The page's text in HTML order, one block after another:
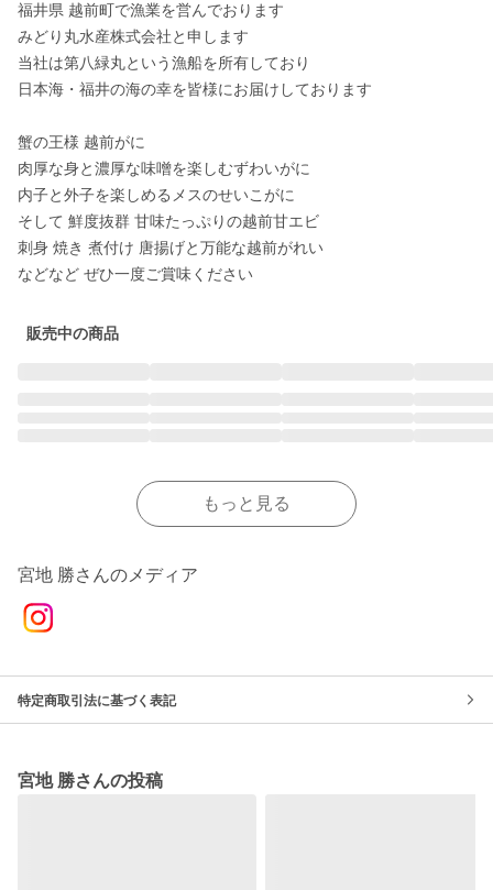
福井県 越前町で漁業を営んでおります
みどり丸水産株式会社と申します
当社は第八緑丸という漁船を所有しており
日本海・福井の海の幸を皆様にお届けしております
蟹の王様 越前がに
肉厚な身と濃厚な味噌を楽しむずわいがに
内子と外子を楽しめるメスのせいこがに
そして 鮮度抜群 甘味たっぷりの越前甘エビ
刺身 焼き 煮付け 唐揚げと万能な越前がれい
販売中の商品
もっと見る
宮地 勝さんのメディア
特定商取引法に基づく表記
宮地 勝さんの投稿